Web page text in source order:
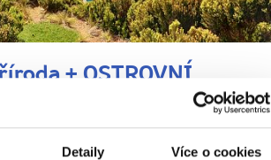
Detaily Více o cookies
+ OSTROVNÍ
HOTEL SNÍDANĚ